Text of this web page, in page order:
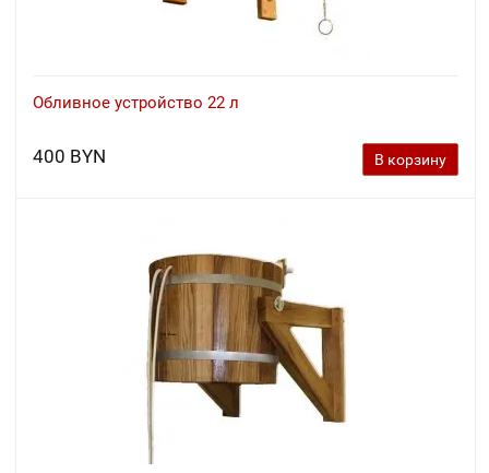
Обливное устройство 22 л
400 BYN В корзину